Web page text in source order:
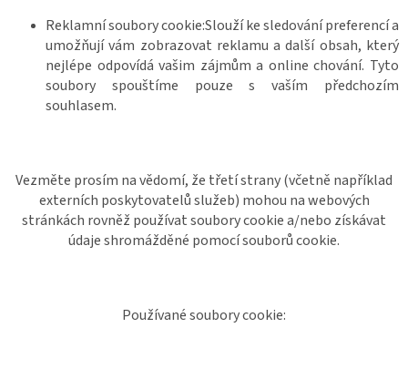
Reklamní soubory cookie:Slouží ke sledování preferencí a
umožňují vám zobrazovat reklamu a další obsah, který
nejlépe odpovídá vašim zájmům a online chování. Tyto
soubory spouštíme pouze s vaším předchozím
souhlasem.
Vezměte prosím na vědomí, že třetí strany (včetně například
externích poskytovatelů služeb) mohou na webových
stránkách rovněž používat soubory cookie a/nebo získávat
údaje shromážděné pomocí souborů cookie.
Používané soubory cookie: